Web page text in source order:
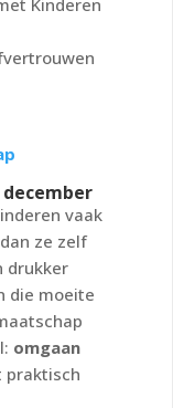
vaak
ze zelf
drukker
die moeite
omgaan
praktisch